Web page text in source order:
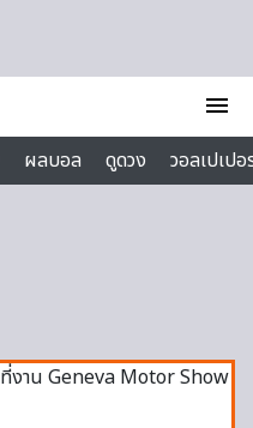
menu
ผลบอล ดูดวง
วอลเปเป